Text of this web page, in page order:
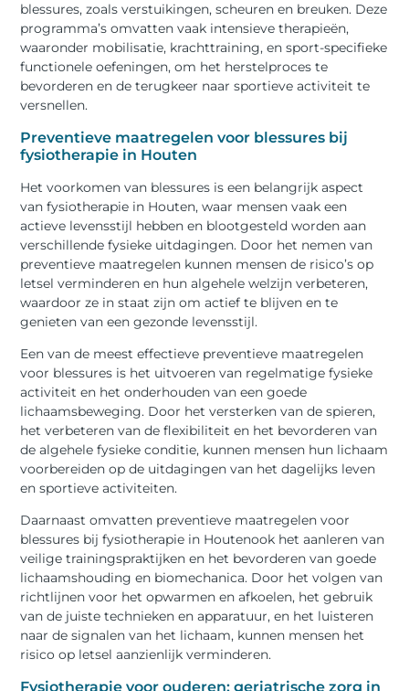
blessures, zoals verstuikingen, scheuren en breuken. Deze
programma’s omvatten vaak intensieve therapieën,
waaronder mobilisatie, krachttraining, en sport-specifieke
functionele oefeningen, om het herstelproces te
bevorderen en de terugkeer naar sportieve activiteit te
versnellen.
Preventieve maatregelen voor blessures bij
fysiotherapie in Houten
Het voorkomen van blessures is een belangrijk aspect
van fysiotherapie in Houten, waar mensen vaak een
actieve levensstijl hebben en blootgesteld worden aan
verschillende fysieke uitdagingen. Door het nemen van
preventieve maatregelen kunnen mensen de risico’s op
letsel verminderen en hun algehele welzijn verbeteren,
waardoor ze in staat zijn om actief te blijven en te
genieten van een gezonde levensstijl.
Een van de meest effectieve preventieve maatregelen
voor blessures is het uitvoeren van regelmatige fysieke
activiteit en het onderhouden van een goede
lichaamsbeweging. Door het versterken van de spieren,
het verbeteren van de flexibiliteit en het bevorderen van
de algehele fysieke conditie, kunnen mensen hun lichaam
voorbereiden op de uitdagingen van het dagelijks leven
en sportieve activiteiten.
Daarnaast omvatten preventieve maatregelen voor
blessures bij fysiotherapie in Houtenook het aanleren van
veilige trainingspraktijken en het bevorderen van goede
lichaamshouding en biomechanica. Door het volgen van
richtlijnen voor het opwarmen en afkoelen, het gebruik
van de juiste technieken en apparatuur, en het luisteren
naar de signalen van het lichaam, kunnen mensen het
risico op letsel aanzienlijk verminderen.
Fysiotherapie voor ouderen: geriatrische zorg in